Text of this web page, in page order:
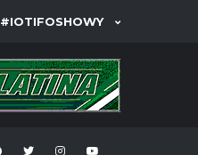
#IOTIFOSHOWY